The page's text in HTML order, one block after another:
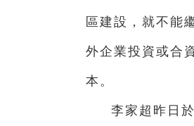
區建設，就不能
外企業投資或合
本。
李家超昨日